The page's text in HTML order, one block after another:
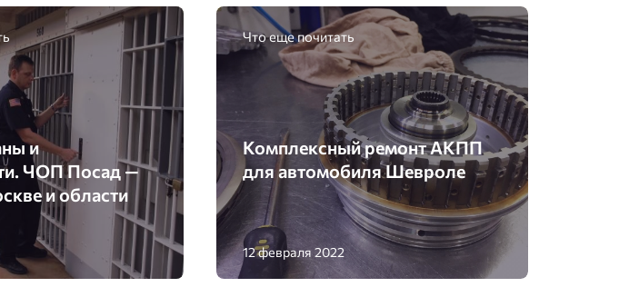
и
ЧОП Посад —
и области
Что еще почитать
Комплексный ремонт АКПП
для автомобиля Шевроле
12 февраля 2022